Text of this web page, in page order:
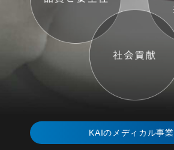
KAIのメディカル事業